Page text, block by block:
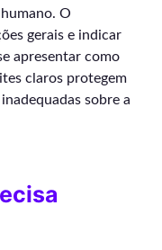
O
gerais e indicar
apresentar como
claros protegem
sobre a